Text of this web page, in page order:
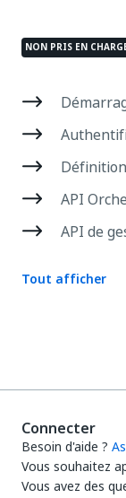
NON PRIS EN
API
API de
Tout afficher
Connecter
Besoin d'aide ?
Vous souhaitez
Vous avez des